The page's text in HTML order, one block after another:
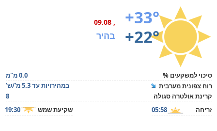
+33°
+22°
, 09.08
בהיר
סיכוי למשקעים %
0.0 מ"מ
רוח צפונית מערבית
במהירויות עד 5.3 מ'/ש'
קרינת אולטרה סגולה
8
זריחה
05:58 שקיעת שמש 19:30